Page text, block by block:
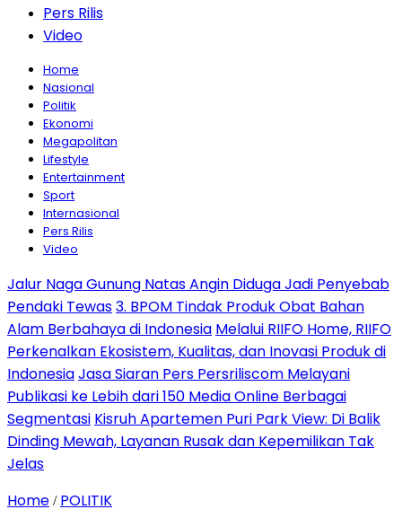
Pers Rilis
Video
Home
Nasional
Politik
Ekonomi
Megapolitan
Lifestyle
Entertainment
Sport
Internasional
Pers Rilis
Video
Jalur Naga Gunung Natas Angin Diduga Jadi Penyebab
Pendaki Tewas3. BPOM Tindak Produk Obat Bahan
Alam Berbahaya di Indonesia Melalui RIIFO Home, RIIFO
Perkenalkan Ekosistem, Kualitas, dan Inovasi Produk di
IndonesiaJasa Siaran Pers Persriliscom Melayani
Publikasi ke Lebih dari 150 Media Online Berbagai
Segmentasi Kisruh Apartemen Puri Park View: Di Balik
Dinding Mewah, Layanan Rusak dan Kepemilikan Tak
Jelas
Home / POLITIK